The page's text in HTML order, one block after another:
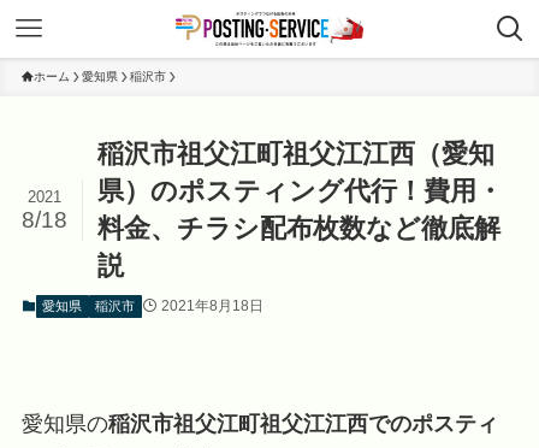
ホーム 愛知県 稲沢市
稲沢市祖父江町祖父江江西（愛知
県）のポスティング代行！費用・
料金、チラシ配布枚数など徹底解
説
2021
8/18
愛知県 稲沢市 2021年8月18日
愛知県の稲沢市祖父江町祖父江江西でのポスティ